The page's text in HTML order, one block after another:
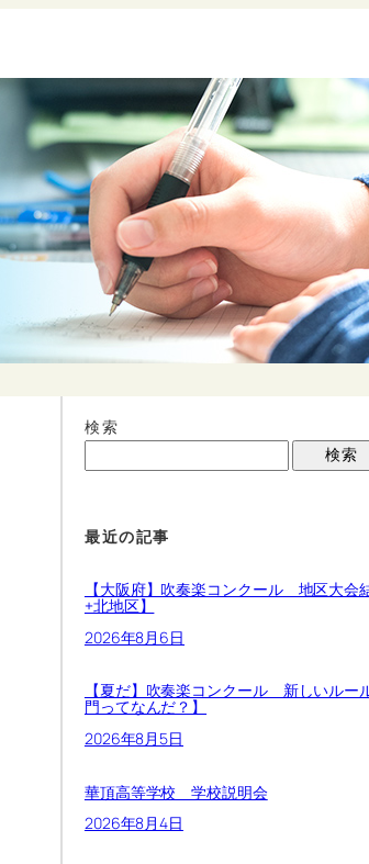
検索
検索
最近の記事
【大阪府】吹奏楽コンクール 地区大会
+北地区】
2026年8月6日
【夏だ】吹奏楽コンクール 新しいルー
門ってなんだ？】
2026年8月5日
華頂高等学校 学校説明会
2026年8月4日